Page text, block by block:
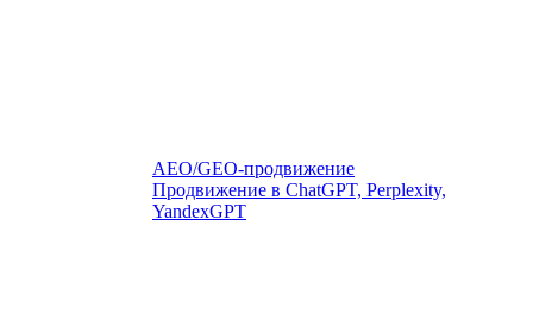
AEO/GEO-продвижение
Продвижение в ChatGPT, Perplexity,
YandexGPT